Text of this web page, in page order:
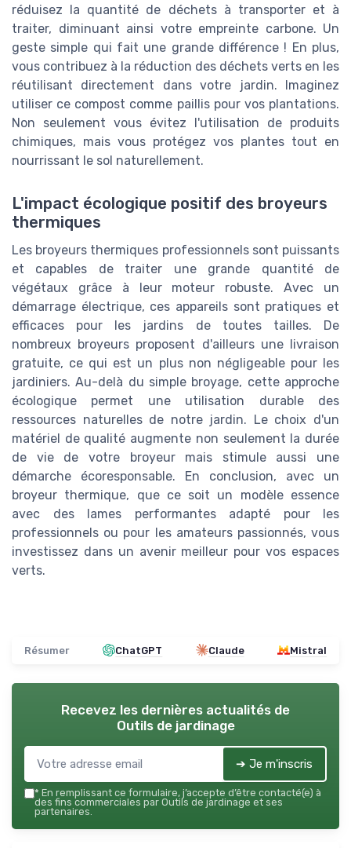
réduisez la quantité de déchets à transporter et à
traiter, diminuant ainsi votre empreinte carbone. Un
geste simple qui fait une grande différence ! En plus,
vous contribuez à la réduction des déchets verts en les
réutilisant directement dans votre jardin. Imaginez
utiliser ce compost comme paillis pour vos plantations.
Non seulement vous évitez l'utilisation de produits
chimiques, mais vous protégez vos plantes tout en
nourrissant le sol naturellement.
L'impact écologique positif des broyeurs
thermiques
Les broyeurs thermiques professionnels sont puissants
et capables de traiter une grande quantité de
végétaux grâce à leur moteur robuste. Avec un
démarrage électrique, ces appareils sont pratiques et
efficaces pour les jardins de toutes tailles. De
nombreux broyeurs proposent d'ailleurs une livraison
gratuite, ce qui est un plus non négligeable pour les
jardiniers. Au-delà du simple broyage, cette approche
écologique permet une utilisation durable des
ressources naturelles de notre jardin. Le choix d'un
matériel de qualité augmente non seulement la durée
de vie de votre broyeur mais stimule aussi une
démarche écoresponsable. En conclusion, avec un
broyeur thermique, que ce soit un modèle essence
avec des lames performantes adapté pour les
professionnels ou pour les amateurs passionnés, vous
investissez dans un avenir meilleur pour vos espaces
verts.
Résumer ChatGPT Claude Mistral
Recevez les dernières actualités de
Outils de jardinage
➔ Je m'inscris
* En remplissant ce formulaire, j’accepte d’être contacté(e) à
des fins commerciales par Outils de jardinage et ses
partenaires.